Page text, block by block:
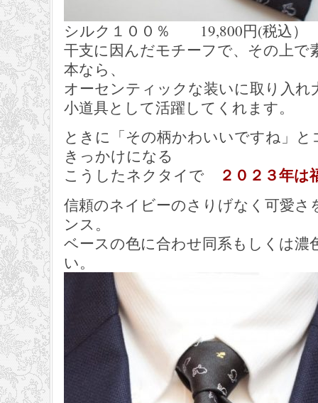
シルク１００％ 19,800円(税込）
干支に因んだモチーフで、その上で
本なら、
オーセンティックな装いに取り入れ
小道具として活躍してくれます。
ときに「その柄かわいいですね」
きっかけになる
こうしたネクタイで
２０２３年
信頼のネイビーのさりげなく可愛さ
ンス。
ベースの色に合わせ同系もしくは濃
い。